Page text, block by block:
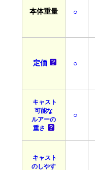
本体重量 ○
定価 ○
キャスト
可能な
ルアーの
重さ
○
キャスト
のしやす